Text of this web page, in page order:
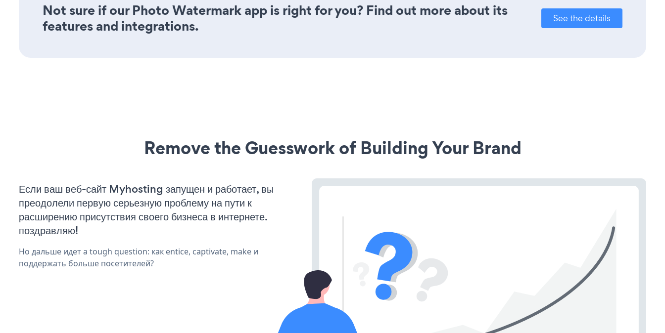
Not sure if our Photo Watermark app is right for you? Find out more about its
features and integrations.
See the details
Remove the Guesswork of Building Your Brand
Если ваш веб-сайт Myhosting запущен и работает, вы
преодолели первую серьезную проблему на пути к
расширению присутствия своего бизнеса в интернете.
поздравляю!
Но дальше идет a tough question: как entice, captivate, make и
поддержать больше посетителей?